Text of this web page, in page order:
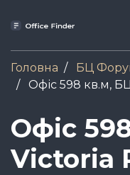
Головна
БЦ
Офіс 598 кв.м,
Офіс
Victoria